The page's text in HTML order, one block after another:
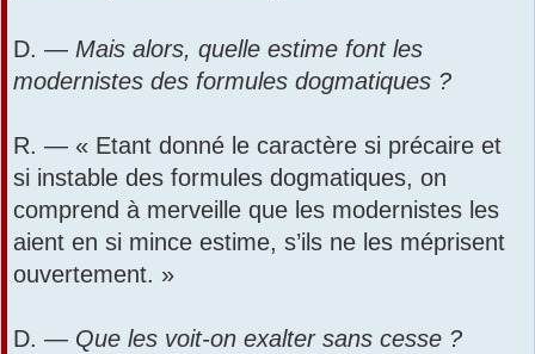
D. — Mais alors, quelle estime font les
modernistes des formules dogmatiques ?
R. — « Etant donné le caractère si précaire et
si instable des formules dogmatiques, on
comprend à merveille que les modernistes les
aient en si mince estime, s’ils ne les méprisent
ouvertement. »
D. — Que les voit-on exalter sans cesse ?